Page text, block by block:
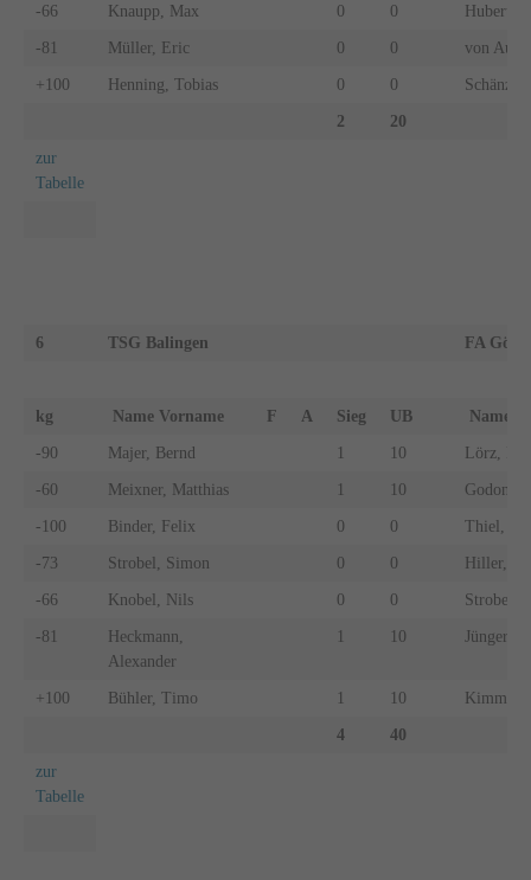
-66 Knaupp, Max 0 0 Hubert,
-81 Müller, Eric 0 0 von Au,
+100 Henning, Tobias 0 0
2 20
zur
Tabelle
6 TSG Balingen FA
kg Name Vorname F A Sieg UB Name
-90 Majer, Bernd 1 10 Lörz,
-60 Meixner, Matthias 1 10 Godon,
-100 Binder, Felix 0 0 Thiel,
-73 Strobel, Simon 0 0 Hiller,
-66 Knobel, Nils 0 0 Strobel,
-81
Heckmann,
Alexander
1 10 Jüngert,
+100 Bühler, Timo 1 10 Kimmel,
4 40
zur
Tabelle